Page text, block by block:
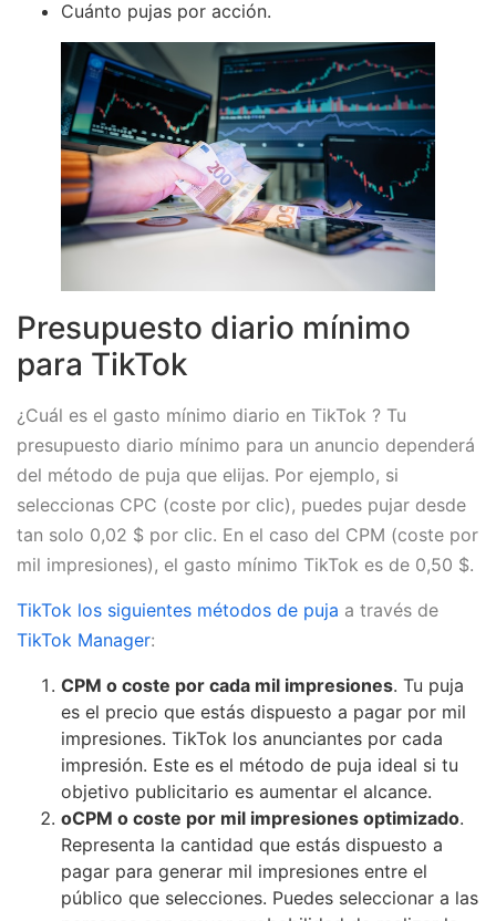
Cuánto pujas por acción.
Presupuesto diario mínimo
para TikTok
¿Cuál es el gasto mínimo diario en TikTok ? Tu
presupuesto diario mínimo para un anuncio dependerá
del método de puja que elijas. Por ejemplo, si
seleccionas CPC (coste por clic), puedes pujar desde
tan solo 0,02 $ por clic. En el caso del CPM (coste por
mil impresiones), el gasto mínimo TikTok es de 0,50 $.
TikTok los siguientes métodos de puja a través de
TikTok Manager:
CPM o coste por cada mil impresiones. Tu puja
es el precio que estás dispuesto a pagar por mil
impresiones. TikTok los anunciantes por cada
impresión. Este es el método de puja ideal si tu
objetivo publicitario es aumentar el alcance.
oCPM o coste por mil impresiones optimizado.
Representa la cantidad que estás dispuesto a
pagar para generar mil impresiones entre el
público que selecciones. Puedes seleccionar a las